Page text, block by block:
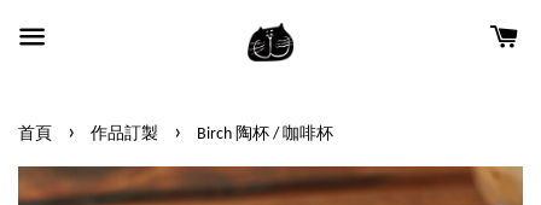
首頁 › 作品訂製 › Birch 陶杯 / 咖啡杯